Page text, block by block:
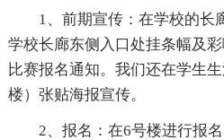
1、前期宣传：在学校的长
学校长廊东侧入口处挂条幅及
比赛报名通知。我们还在学生
楼）张贴海报宣传。
2、报名：在6号楼进行报